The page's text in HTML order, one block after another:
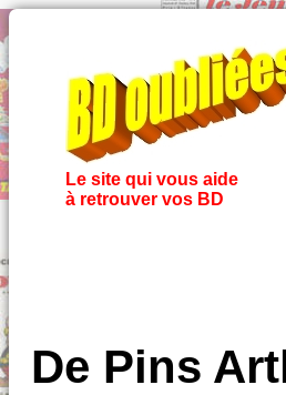
Le site qui vous aide
à retrouver vos BD
De Pins